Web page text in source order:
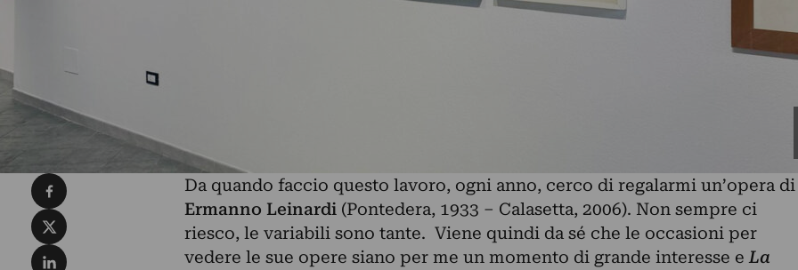
Da quando faccio questo lavoro, ogni anno, cerco di regalarmi un’opera di
Ermanno Leinardi (Pontedera, 1933 – Calasetta, 2006). Non sempre ci
riesco, le variabili sono tante. Viene quindi da sé che le occasioni per
vedere le sue opere siano per me un momento di grande interesse eLa
Condividi su Facebook
Condividi su X
Condividi su LinkedIn